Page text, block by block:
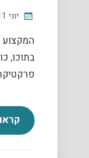
יוני 11, 2026
המקצוע
בתוכו,